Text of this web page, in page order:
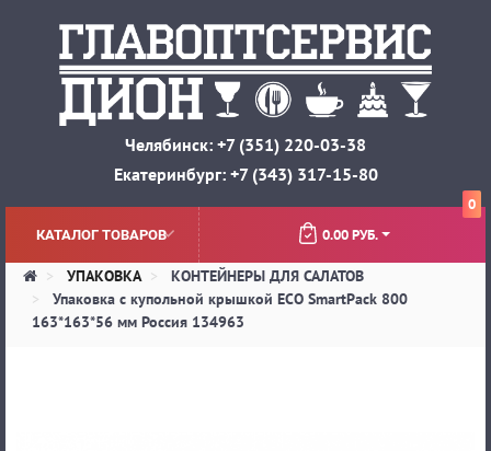
Челябинск: +7 (351) 220-03-38
Екатеринбург: +7 (343) 317-15-80
КАТАЛОГ ТОВАРОВ
0
0.00 РУБ.
УПАКОВКА
КОНТЕЙНЕРЫ ДЛЯ САЛАТОВ
Упаковка с купольной крышкой ECO SmartPack 800
163*163*56 мм Россия 134963